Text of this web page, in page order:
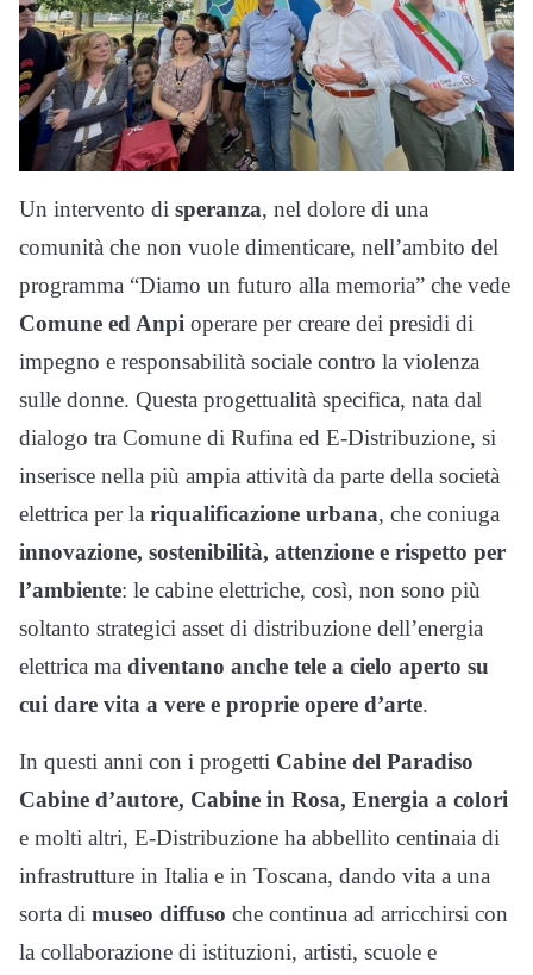
Un intervento di speranza, nel dolore di una
comunità che non vuole dimenticare, nell’ambito del
programma “Diamo un futuro alla memoria” che vede
Comune ed Anpi operare per creare dei presidi di
impegno e responsabilità sociale contro la violenza
sulle donne. Questa progettualità specifica, nata dal
dialogo tra Comune di Rufina ed E-Distribuzione, si
inserisce nella più ampia attività da parte della società
elettrica per la riqualificazione urbana, che coniuga
innovazione, sostenibilità, attenzione e rispetto per
l’ambiente: le cabine elettriche, così, non sono più
soltanto strategici asset di distribuzione dell’energia
elettrica ma diventano anche tele a cielo aperto su
cui dare vita a vere e proprie opere d’arte.
In questi anni con i progetti Cabine del Paradiso
Cabine d’autore, Cabine in Rosa, Energia a colori
e molti altri, E-Distribuzione ha abbellito centinaia di
infrastrutture in Italia e in Toscana, dando vita a una
sorta di museo diffuso che continua ad arricchirsi con
la collaborazione di istituzioni, artisti, scuole e